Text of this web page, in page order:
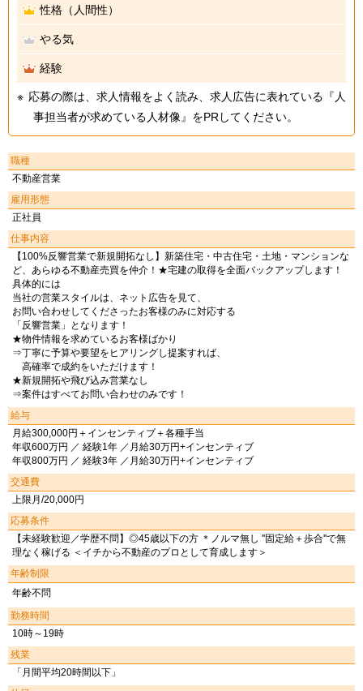
性格（人間性）
やる気
経験
応募の際は、求人情報をよく読み、求人広告に表れている『人
事担当者が求めている人材像』をPRしてください。
職種
不動産営業
雇用形態
正社員
仕事内容
【100%反響営業で新規開拓なし】新築住宅・中古住宅・土地・マンションな
ど、あらゆる不動産売買を仲介！★宅建の取得を全面バックアップします！
具体的には
当社の営業スタイルは、ネット広告を見て、
お問い合わせしてくださったお客様のみに対応する
「反響営業」となります！
★物件情報を求めているお客様ばかり
⇒丁寧に予算や要望をヒアリングし提案すれば、
高確率で成約をいただけます！
★新規開拓や飛び込み営業なし
⇒案件はすべてお問い合わせのみです！
給与
月給300,000円＋インセンティブ＋各種手当
年収600万円 ／ 経験1年 ／月給30万円+インセンティブ
年収800万円 ／ 経験3年 ／月給30万円+インセンティブ
交通費
上限月/20,000円
応募条件
【未経験歓迎／学歴不問】◎45歳以下の方 ＊ノルマ無し ''固定給＋歩合''で無
理なく稼げる ＜イチから不動産のプロとして育成します＞
年齢制限
年齢不問
勤務時間
10時～19時
残業
「月間平均20時間以下」